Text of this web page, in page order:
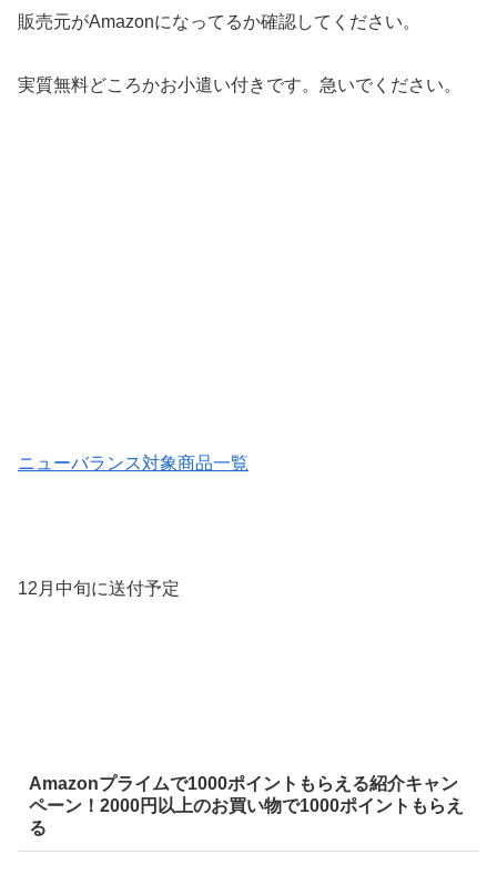
販売元がAmazonになってるか確認してください。
実質無料どころかお小遣い付きです。急いでください。
ニューバランス対象商品一覧
12月中旬に送付予定
Amazonプライムで1000ポイントもらえる紹介キャン
ペーン！2000円以上のお買い物で1000ポイントもらえ
る